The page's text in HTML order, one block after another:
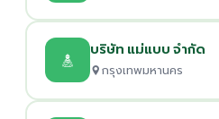
บริษัท แม่แบบ จำกัด
กรุงเทพมหานคร